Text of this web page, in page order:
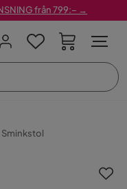
från 799:– →
Sminkstol